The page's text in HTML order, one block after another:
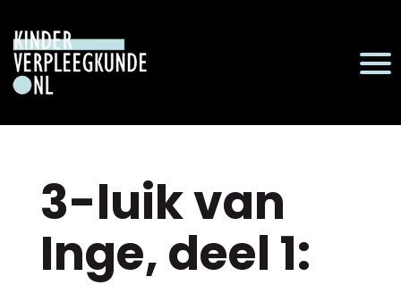
3-luik van
Inge, deel 1: